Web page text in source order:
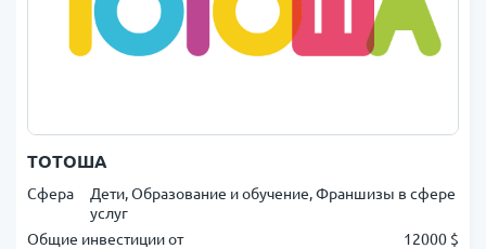
ТОТОША
Сфера
Дети, Образование и обучение, Франшизы в сфере
услуг
Общие инвестиции от
12000 $